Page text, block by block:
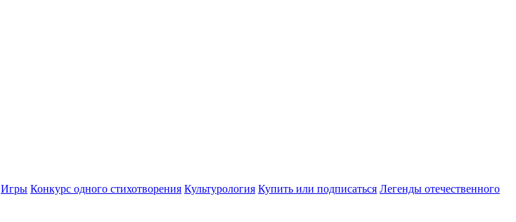
Игры Конкурс одного стихотворения Культурология Купить или подписаться Легенды отечественного